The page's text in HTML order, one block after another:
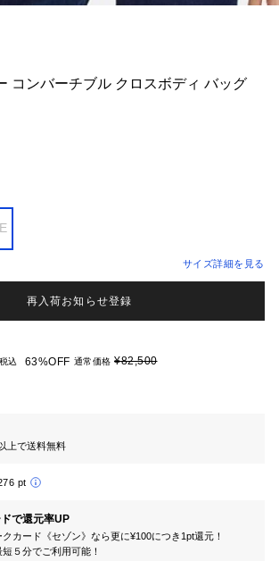
コンバーチブル クロスボディ バッグ
サイズ詳細を見る
再入荷お知らせ登録
税込 63%OFF 通常価格 ¥82,500
上で送料無料
pt
で還元率UP
カード《セゾン》なら更に¥100につき1pt還元！
５分でご利用可能！